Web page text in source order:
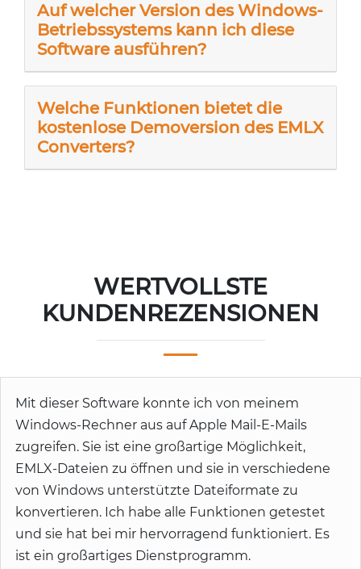
Auf welcher Version des Windows-
Betriebssystems kann ich diese
Software ausführen?
Welche Funktionen bietet die
kostenlose Demoversion des EMLX
Converters?
WERTVOLLSTE
KUNDENREZENSIONEN
Mit dieser Software konnte ich von meinem
Windows-Rechner aus auf Apple Mail-E-Mails
zugreifen. Sie ist eine großartige Möglichkeit,
EMLX-Dateien zu öffnen und sie in verschiedene
von Windows unterstützte Dateiformate zu
konvertieren. Ich habe alle Funktionen getestet
und sie hat bei mir hervorragend funktioniert. Es
ist ein großartiges Dienstprogramm.